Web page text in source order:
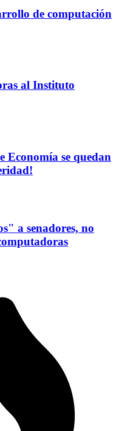
de computación
al Instituto
Economía se quedan
a senadores, no